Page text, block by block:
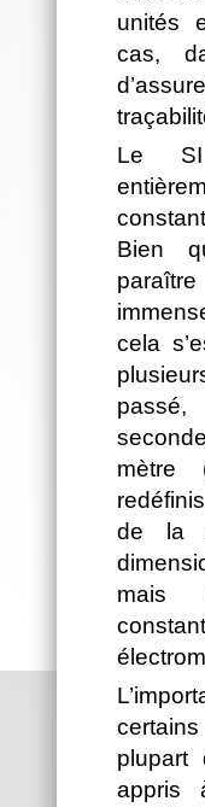
unités
cas,
Le
Bien
cela
mètre
de la
plupart
appris